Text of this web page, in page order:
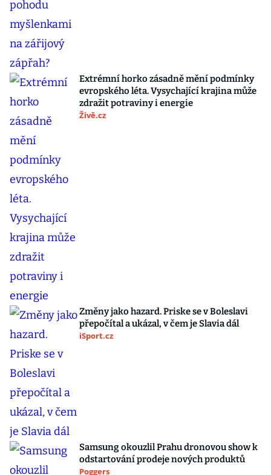
Extrémní horko zásadně mění podmínky
evropského léta. Vysychající krajina může
zdražit potraviny i energie
Živě.cz
Změny jako hazard. Priske se v Boleslavi
přepočítal a ukázal, v čem je Slavia dál
iSport.cz
Samsung okouzlil Prahu dronovou show k
odstartování prodeje nových produktů
Poggers